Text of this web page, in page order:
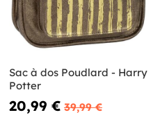
Sac à dos Poudlard - Harry
Potter
20,99 € 39,99 €